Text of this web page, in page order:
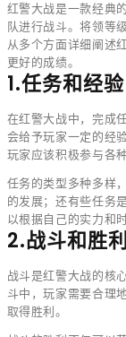
红警大战是一款经典
队进行战斗。将领等
从多个方面详细阐述
更好的成绩。
1.任务和经验
在红警大战中，完成
会给予玩家一定的经
玩家应该积极参与各
任务的类型多种多样
的发展；还有些任务
以根据自己的实力和
2.战斗和胜利
战斗是红警大战的核
斗中，玩家需要合理
取得胜利。